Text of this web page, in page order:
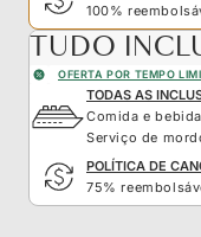
100%
TUDO
OFERTA POR TEMPO
TODAS AS
Comida e
Serviço de
POLÍTICA DE
75%